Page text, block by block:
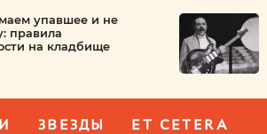
упавшее и не
правила
на кладбище
ЗВЕЗДЫ ET CETERA